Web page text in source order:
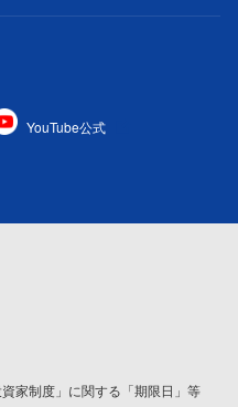
YouTube公式
家制度」に関する「期限日」等